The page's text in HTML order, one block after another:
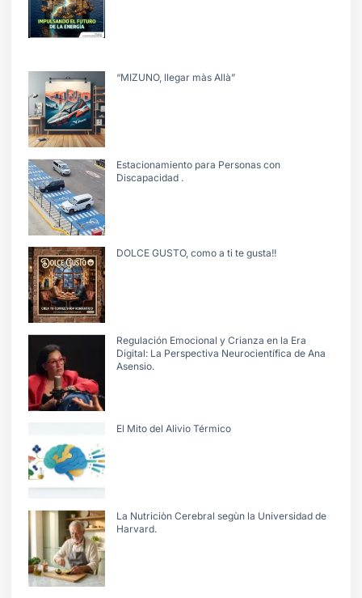
“MIZUNO, llegar màs Allà”
Estacionamiento para Personas con
Discapacidad .
DOLCE GUSTO, como a ti te gusta!!
Regulación Emocional y Crianza en la Era
Digital: La Perspectiva Neurocientífica de Ana
Asensio.
El Mito del Alivio Térmico
La Nutriciòn Cerebral segùn la Universidad de
Harvard.